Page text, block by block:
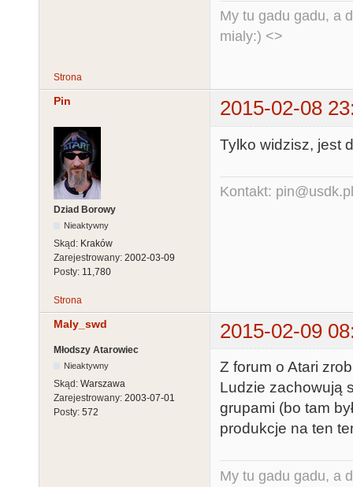
My tu gadu gadu, a
mialy:) <>
Strona
Pin 2015-02-08
Dziad Borowy
Nieaktywny
Skąd: Kraków
Zarejestrowany: 2002-03-09
Posty: 11,780
Tylko widzisz, jest
Kontakt: pin@usdk.pl
Strona
Maly_swd 2015-02-09
Młodszy Atarowiec
Nieaktywny
Skąd: Warszawa
Zarejestrowany: 2003-07-01
Posty: 572
Z forum o Atari
Ludzie zachowują
grupami (bo tam
produkcje na ten
My tu gadu gadu, a